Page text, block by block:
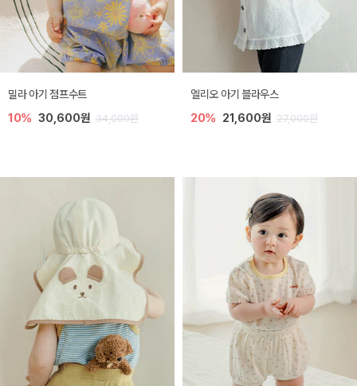
밀라 아기 점프수트
10% 30,600원 34,000원
엘리오 아기 블라우스
20% 21,600원 27,000원